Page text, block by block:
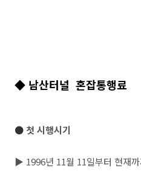
◆ 남산터널 혼잡통행료
● 첫 시행시기
▶ 1996년 11월 11일부터 현재